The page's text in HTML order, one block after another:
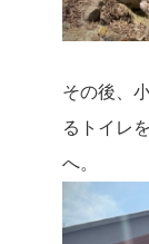
その後、
るトイレ
へ。